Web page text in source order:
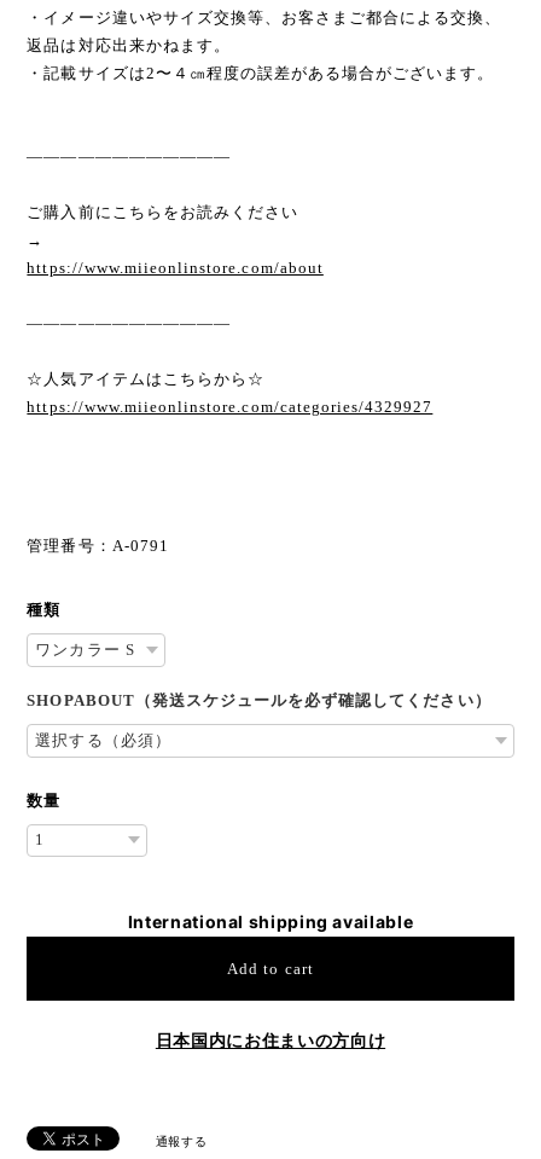
・イメージ違いやサイズ交換等、お客さまご都合による交換、
返品は対応出来かねます。
・記載サイズは2〜４㎝程度の誤差がある場合がございます。
————————————
ご購入前にこちらをお読みください
→
https://www.miieonlinstore.com/about
————————————
☆人気アイテムはこちらから☆
https://www.miieonlinstore.com/categories/4329927
管理番号：A-0791
種類
SHOPABOUT（発送スケジュールを必ず確認してください）
数量
International shipping available
Add to cart
日本国内にお住まいの方向け
通報する